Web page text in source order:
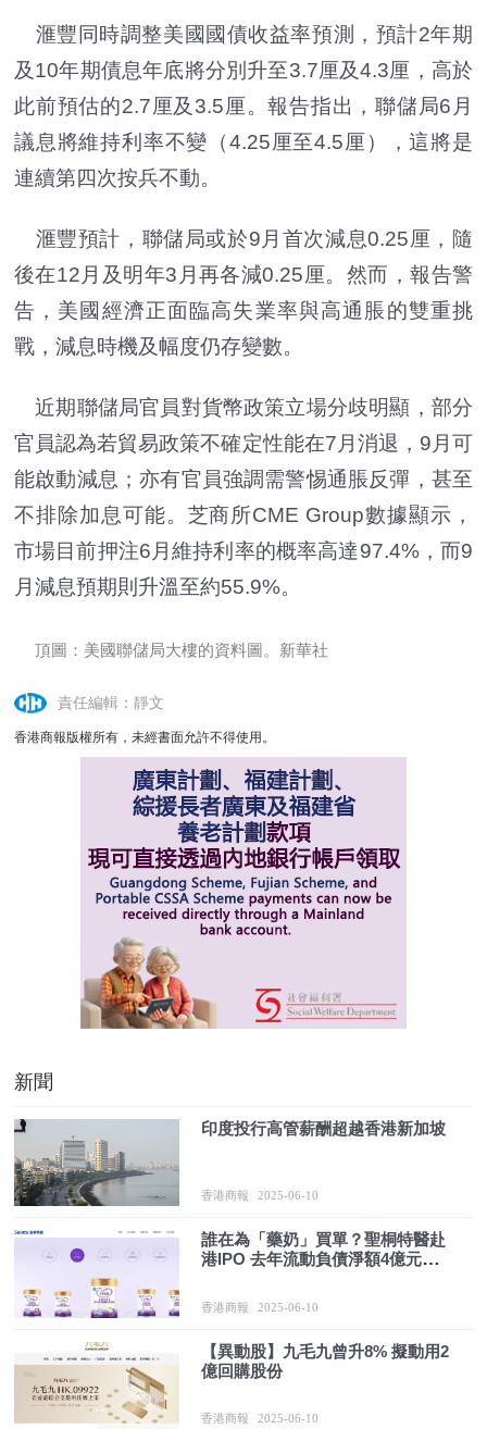
滙豐同時調整美國國債收益率預測，預計2年期
及10年期債息年底將分別升至3.7厘及4.3厘，高於
此前預估的2.7厘及3.5厘。報告指出，聯儲局6月
議息將維持利率不變（4.25厘至4.5厘），這將是
連續第四次按兵不動。
滙豐預計，聯儲局或於9月首次減息0.25厘，隨
後在12月及明年3月再各減0.25厘。然而，報告警
告，美國經濟正面臨高失業率與高通脹的雙重挑
戰，減息時機及幅度仍存變數。
近期聯儲局官員對貨幣政策立場分歧明顯，部分
官員認為若貿易政策不確定性能在7月消退，9月可
能啟動減息；亦有官員強調需警惕通脹反彈，甚至
不排除加息可能。芝商所CME Group數據顯示，
市場目前押注6月維持利率的概率高達97.4%，而9
月減息預期則升溫至約55.9%。
頂圖：美國聯儲局大樓的資料圖。新華社
責任編輯：靜文
香港商報版權所有，未經書面允許不得使用。
新聞
印度投行高管薪酬超越香港新加坡
香港商報 2025-06-10
誰在為「藥奶」買單？聖桐特醫赴
港IPO 去年流動負債淨額4億元卻
香港商報 2025-06-10
【異動股】九毛九曾升8% 擬動用2
億回購股份
香港商報 2025-06-10